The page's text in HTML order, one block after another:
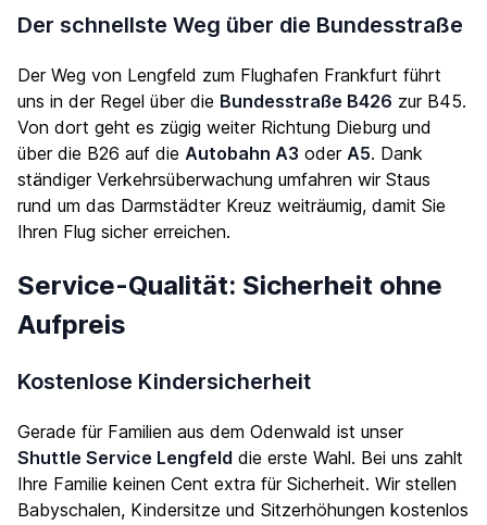
Der schnellste Weg über die Bundesstraße
Der Weg von Lengfeld zum Flughafen Frankfurt führt
uns in der Regel über die Bundesstraße B426 zur B45.
Von dort geht es zügig weiter Richtung Dieburg und
über die B26 auf die Autobahn A3 oder A5. Dank
ständiger Verkehrsüberwachung umfahren wir Staus
rund um das Darmstädter Kreuz weiträumig, damit Sie
Ihren Flug sicher erreichen.
Service-Qualität: Sicherheit ohne
Aufpreis
Kostenlose Kindersicherheit
Gerade für Familien aus dem Odenwald ist unser
Shuttle Service Lengfeld die erste Wahl. Bei uns zahlt
Ihre Familie keinen Cent extra für Sicherheit. Wir stellen
Babyschalen, Kindersitze und Sitzerhöhungen kostenlos